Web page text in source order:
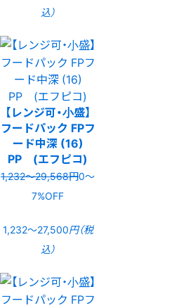
込）
【レンジ可・小盛】
フードパック FPフ
ード中深 (16)
PP (エフピコ)
1,232〜29,568円0〜
7%OFF
1,232〜27,500円（税
込）